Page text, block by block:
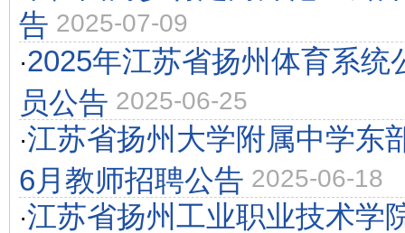
告 2025-07-09
·2025年江苏省扬州体育系统
员公告 2025-06-25
·江苏省扬州大学附属中学东
6月教师招聘公告 2025-06-18
·江苏省扬州工业职业技术学